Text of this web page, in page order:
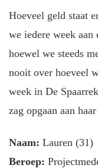
Hoeveel geld staat
we iedere week aan
hoewel we steeds
nooit over hoeveel
week in De
zag opgaan aan
Naam: Lauren (31)
Beroep: